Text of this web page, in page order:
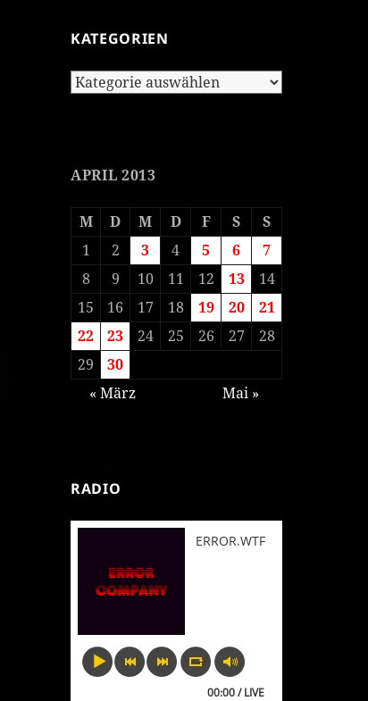
KATEGORIEN
Kategorien
APRIL 2013
M D M D F S
S
1
2 3 4 5 6
7
8
9 10 11 12 13
14
15
16 17 18 19 20
21
22
23 24 25 26 27
28
29
30
« März
Mai »
RADIO
ERROR.WTF
00:00 / LIVE